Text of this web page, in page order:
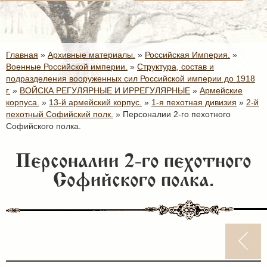
Главная » Архивные материалы. » Российская Империя. »
Военные Российской империи. » Структура, состав и
подразделения вооруженных сил Российской империи до 1918
г. » ВОЙСКА РЕГУЛЯРНЫЕ И ИРРЕГУЛЯРНЫЕ » Армейские
корпуса. » 13-й армейский корпус. » 1-я пехотная дивизия » 2-й
пехотный Софийский полк. » Персоналии 2-го пехотного
Софийского полка.
Персоналии 2-го пехотного
Софийского полка.